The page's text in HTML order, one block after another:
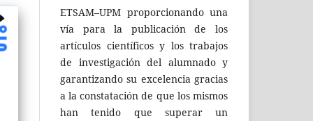
ETSAM–UPM proporcionando una
vía para la publicación de los
artículos científicos y los trabajos
de investigación del alumnado y
garantizando su excelencia gracias
a la constatación de que los mismos
han tenido que superar un